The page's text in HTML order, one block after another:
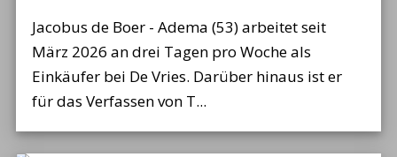
Jacobus de Boer - Adema (53) arbeitet seit
März 2026 an drei Tagen pro Woche als
Einkäufer bei De Vries. Darüber hinaus ist er
für das Verfassen von T...